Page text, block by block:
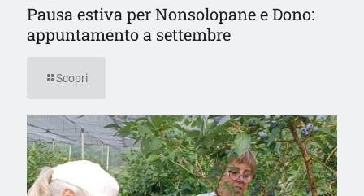
Pausa estiva per Nonsolopane e Dono:
appuntamento a settembre
Scopri